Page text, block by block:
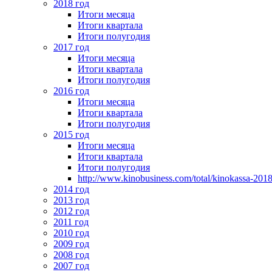
2018 год
Итоги месяца
Итоги квартала
Итоги полугодия
2017 год
Итоги месяца
Итоги квартала
Итоги полугодия
2016 год
Итоги месяца
Итоги квартала
Итоги полугодия
2015 год
Итоги месяца
Итоги квартала
Итоги полугодия
http://www.kinobusiness.com/total/kinokassa-
2014 год
2013 год
2012 год
2011 год
2010 год
2009 год
2008 год
2007 год